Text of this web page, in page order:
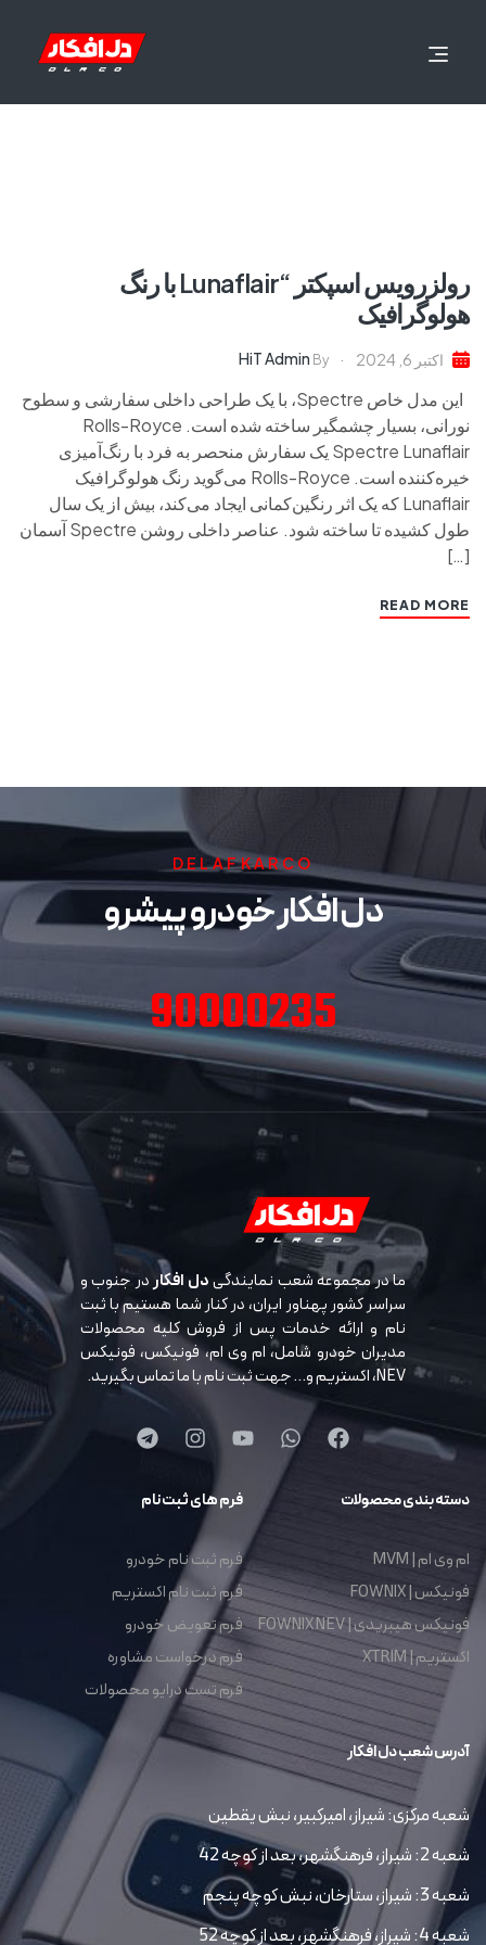
رولزرویس اسپکتر “Lunaflair با رنگ
هولوگرافیک
اکتبر 6, 2024 By
HiT Admin
این مدل خاص Spectre، با یک طراحی داخلی سفارشی و سطوح
نورانی، بسیار چشمگیر ساخته شده است. Rolls-Royce
Spectre Lunaflair یک سفارش منحصر به فرد با رنگ‌آمیزی
خیره‌کننده است. Rolls-Royce می‌گوید رنگ هولوگرافیک
Lunaflair که یک اثر رنگین‌کمانی ایجاد می‌کند، بیش از یک سال
طول کشیده تا ساخته شود. عناصر داخلی روشن Spectre آسمان
[…]
READ MORE
DELAFKARCO
دل افکار خودرو پیشرو
90000235
ما در مجموعه شعب نمایندگیدل افکاردر جنوب و
سراسر کشور پهناور ایران، در کنار شما هستیم با ثبت
نام و ارائه خدمات پس از فروش کلیه محصولات
مدیران خودرو شامل، ام وی ام، فونیکس، فونیکس
NEV، اکستریم و… جهت ثبت نام با ما تماس بگیرید.
دسته بندی محصولات
ام وی ام | MVM
فونیکس | FOWNIX
فونیکس هیبریدی | FOWNIX NEV
اکستریم | XTRIM
فرم های ثبت نام
فرم ثبت نام خودرو
فرم ثبت نام اکستریم
فرم تعویض خودرو
فرم درخواست مشاوره
فرم تست درایو محصولات
آدرس شعب دل افکار
شعبه مرکزی: شیراز، امیرکبیر، نبش یقطین
شعبه 2: شیراز، فرهنگشهر، بعد از کوچه 42
شعبه 3: شیراز، ستارخان، نبش کوچه پنجم
شعبه 4: شیراز، فرهنگشهر، بعد از کوچه 52